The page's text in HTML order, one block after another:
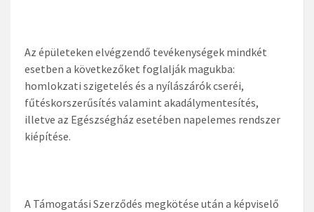
Az épületeken elvégzendő tevékenységek mindkét
esetben a következőket foglalják magukba:
homlokzati szigetelés és a nyílászárók cseréi,
fűtéskorszerűsítés valamint akadálymentesítés,
illetve az Egészségház esetében napelemes rendszer
kiépítése.
A Támogatási Szerződés megkötése után a képviselő